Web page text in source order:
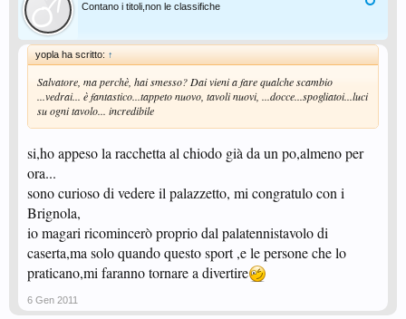
Contano i titoli,non le classifiche
yopla ha scritto: ↑
Salvatore, ma perchè, hai smesso? Dai vieni a fare qualche scambio
...vedrai... è fantastico...tappeto nuovo, tavoli nuovi, ...docce...spogliatoi...luci
su ogni tavolo... incredibile
si,ho appeso la racchetta al chiodo già da un po,almeno per
ora...
sono curioso di vedere il palazzetto, mi congratulo con i
Brignola,
io magari ricomincerò proprio dal palatennistavolo di
caserta,ma solo quando questo sport ,e le persone che lo
praticano,mi faranno tornare a divertire
6 Gen 2011